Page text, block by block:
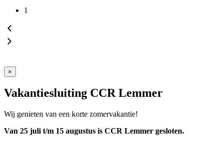
1
×
Vakantiesluiting CCR Lemmer
Wij genieten van een korte zomervakantie!
Van 25 juli t/m 15 augustus is CCR Lemmer gesloten.